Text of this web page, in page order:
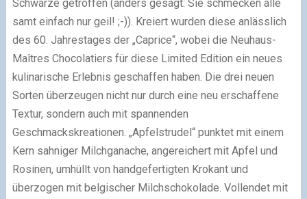
Schwarze getroffen (anders gesagt: Sie schmecken alle
samt einfach nur geil! ;-)). Kreiert wurden diese anlässlich
des 60. Jahrestages der „Caprice“, wobei die Neuhaus-
Maîtres Chocolatiers für diese Limited Edition ein neues
kulinarische Erlebnis geschaffen haben. Die drei neuen
Sorten überzeugen nicht nur durch eine neu erschaffene
Textur, sondern auch mit spannenden
Geschmackskreationen. „Apfelstrudel“ punktet mit einem
Kern sahniger Milchganache, angereichert mit Apfel und
Rosinen, umhüllt von handgefertigten Krokant und
überzogen mit belgischer Milchschokolade. Vollendet mit